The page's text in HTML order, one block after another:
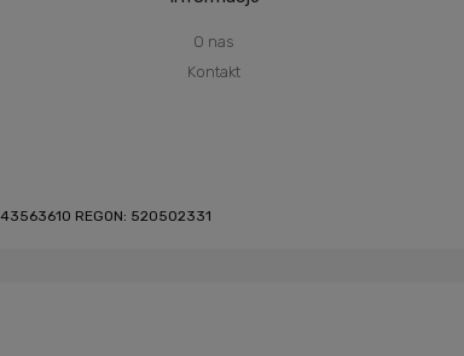
O nas
Kontakt
REGON: 520502331